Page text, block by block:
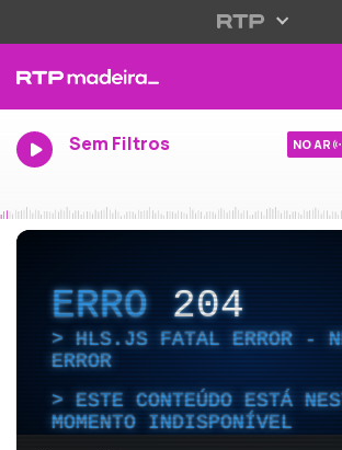
Sem Filtros NO AR
ERRO204
HLS.JS FATAL ERROR -
ERROR
ESTE CONTEÚDO ESTÁ
MOMENTO INDISPONÍVEL